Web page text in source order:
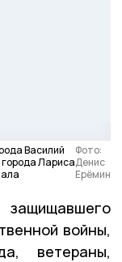
Василий
Лариса
Фото:
Денис
Ерёмин
войны,
ветераны,